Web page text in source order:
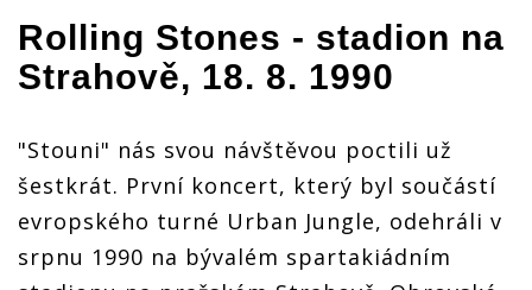
Pink
Floyd,
Michael
Jackson,
Metallica
Pink
Floyd,
Michael
Stones i
Pink
Floyd,
Michael
Stones i
Metallica
Floyd,
Metallica
Rolling Stones - stadion na
Strahově, 18. 8. 1990
"Stouni" nás svou návštěvou poctili už
šestkrát. První koncert, který byl součástí
evropského turné Urban Jungle, odehráli v
srpnu 1990 na bývalém spartakiádním